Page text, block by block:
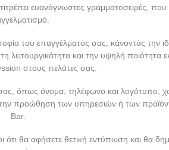
ευανάγνωστες γραμματοσειρές,
του επαγγέλματος σας, κάνοντάς την
λειτουργικότητα και την υψηλή
στους πελάτες σας.
όπως όνομα, τηλέφωνο και λογότυπο,
την προώθηση των υπηρεσιών ή των
Bar.
θα αφήσετε θετική εντύπωση και θα